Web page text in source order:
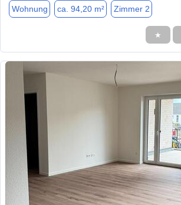
Wohnung ca. 94,20 m² Zimmer 2
★